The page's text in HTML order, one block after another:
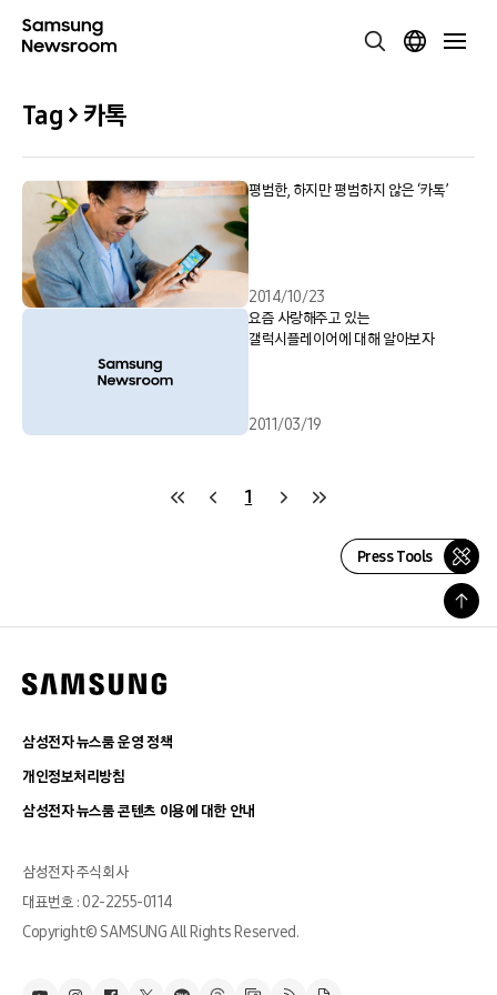
Tag > 카톡
평범한, 하지만 평범하지 않은 ‘카톡’
2014/10/23
요즘 사랑해주고 있는
갤럭시플레이어에 대해 알아보자
2011/03/19
1
Press Tools
삼성전자 뉴스룸 운영 정책
개인정보처리방침
삼성전자 뉴스룸 콘텐츠 이용에 대한 안내
삼성전자 주식회사
대표번호 : 02-2255-0114
Copyright© SAMSUNG All Rights Reserved.